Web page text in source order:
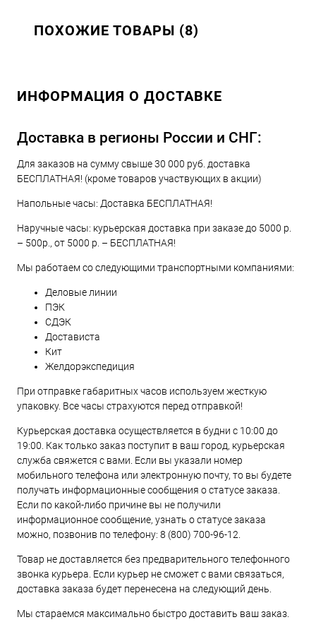
ПОХОЖИЕ ТОВАРЫ (8)
ИНФОРМАЦИЯ О ДОСТАВКЕ
Доставка в регионы России и СНГ:
Для заказов на сумму свыше 30 000 руб. доставка
БЕСПЛАТНАЯ! (кроме товаров участвующих в акции)
Напольные часы: Доставка БЕСПЛАТНАЯ!
Наручные часы: курьерская доставка при заказе до 5000 р.
– 500р., от 5000 р. – БЕСПЛАТНАЯ!
Мы работаем со следующими транспортными компаниями:
Деловые линии
ПЭК
СДЭК
Достависта
Кит
Желдорэкспедиция
При отправке габаритных часов используем жесткую
упаковку. Все часы страхуются перед отправкой!
Курьерская доставка осуществляется в будни с 10:00 до
19:00. Как только заказ поступит в ваш город, курьерская
служба свяжется с вами. Если вы указали номер
мобильного телефона или электронную почту, то вы будете
получать информационные сообщения о статусе заказа.
Если по какой-либо причине вы не получили
информационное сообщение, узнать о статусе заказа
можно, позвонив по телефону: 8 (800) 700-96-12.
Товар не доставляется без предварительного телефонного
звонка курьера. Если курьер не сможет с вами связаться,
доставка заказа будет перенесена на следующий день.
Мы стараемся максимально быстро доставить ваш заказ.